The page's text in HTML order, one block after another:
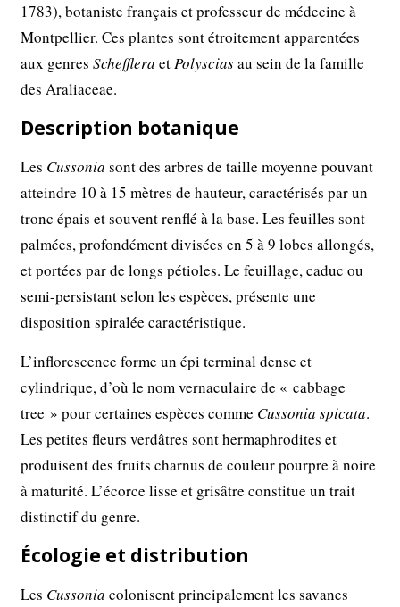
1783), botaniste français et professeur de médecine à
Montpellier. Ces plantes sont étroitement apparentées
aux genresSchefflera etPolysciasau sein de la famille
des Araliaceae.
Description botanique
Les Cussonia sont des arbres de taille moyenne pouvant
atteindre 10 à 15 mètres de hauteur, caractérisés par un
tronc épais et souvent renflé à la base. Les feuilles sont
palmées, profondément divisées en 5 à 9 lobes allongés,
et portées par de longs pétioles. Le feuillage, caduc ou
semi-persistant selon les espèces, présente une
disposition spiralée caractéristique.
L’inflorescence forme un épi terminal dense et
cylindrique, d’où le nom vernaculaire de « cabbage
tree » pour certaines espèces comme Cussonia spicata.
Les petites fleurs verdâtres sont hermaphrodites et
produisent des fruits charnus de couleur pourpre à noire
à maturité. L’écorce lisse et grisâtre constitue un trait
distinctif du genre.
Écologie et distribution
Les Cussonia colonisent principalement les savanes